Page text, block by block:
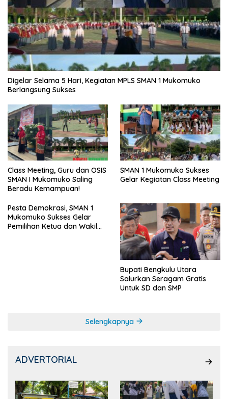
Digelar Selama 5 Hari, Kegiatan MPLS SMAN 1 Mukomuko
Berlangsung Sukses
Class Meeting, Guru dan OSIS
SMAN I Mukomuko Saling
Beradu Kemampuan!
SMAN 1 Mukomuko Sukses
Gelar Kegiatan Class Meeting
Pesta Demokrasi, SMAN 1
Mukomuko Sukses Gelar
Pemilihan Ketua dan Wakil
Bupati Bengkulu Utara
Salurkan Seragam Gratis
Untuk SD dan SMP
Selengkapnya
ADVERTORIAL